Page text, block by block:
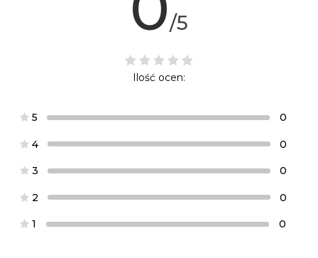
/5
Ilość ocen:
5 0
4 0
3 0
2 0
1 0